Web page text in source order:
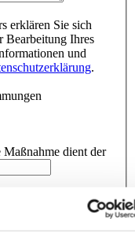
erklären Sie sich
Bearbeitung Ihres
und
.
dient der